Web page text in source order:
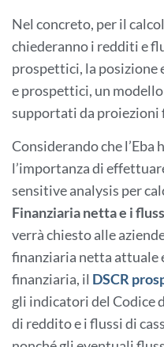
Nel concreto, per il
chiederanno i redditi e
prospettici, la posizione
e prospettici, un
supportati da proiezioni
Considerando che
l’importanza di
sensitive analysis per
Finanziaria netta e i
verrà chiesto alle
finanziaria netta attuale
finanziaria, il DSCR
gli indicatori del Codice
di reddito e i flussi di